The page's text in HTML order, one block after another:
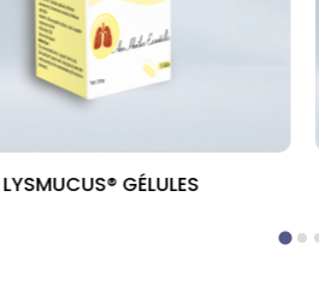
LYSMUCUS® GÉLULES